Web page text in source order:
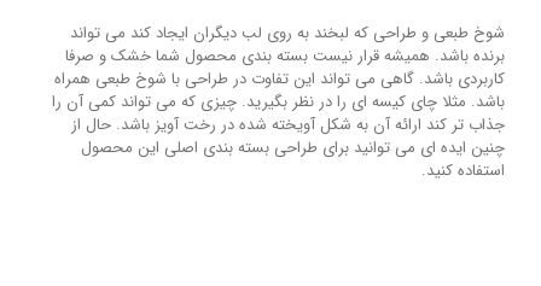
شوخ طبعی و طراحی که لبخند به روی لب دیگران ایجاد کند می تواند
برنده باشد. همیشه قرار نیست بسته بندی محصول شما خشک و صرفا
کاربردی باشد. گاهی می تواند این تفاوت در طراحی با شوخ طبعی همراه
باشد. مثلا چای کیسه ای را در نظر بگیرید. چیزی که می تواند کمی آن را
جذاب تر کند ارائه آن به شکل آویخته شده در رخت آویز باشد. حال از
چنین ایده ای می توانید برای طراحی بسته بندی اصلی این محصول
استفاده کنید.